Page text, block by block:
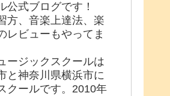
公式ブログです！
方、音楽上達法、楽
レビューもやってま
ージックスクールは
と神奈川県横浜市に
クールです。2010年